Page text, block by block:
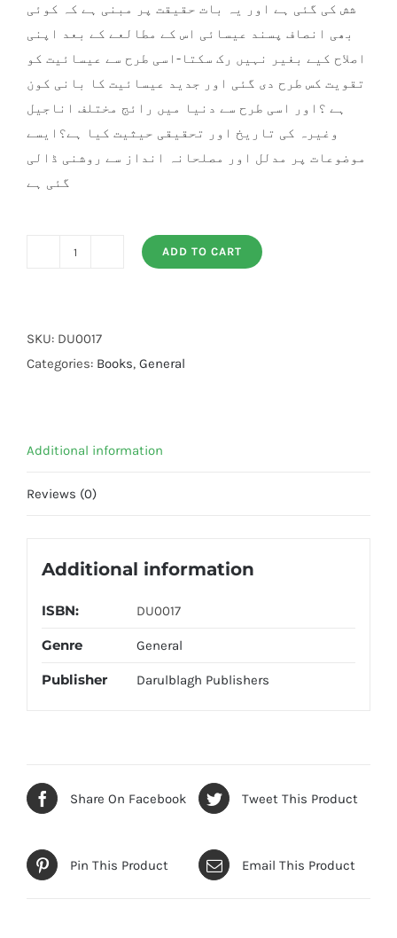
شش کی گئی ہے اور یہ بات حقیقت پر مبنی ہے کہ کوئی
بھی انصاف پسند عیسائی اس کے مطالعے کے بعد اپنی
اصلاح کیے بغیر نہیں رک سکتا-اسی طرح سے عیسائیت کو
تقویت کس طرح دی گئی اور جدید عیسائیت کا بانی کون
ہے ؟اور اسی طرح سے دنیا میں رائج مختلف اناجیل
وغیرہ کی تاریخ اور تحقیقی حیثیت کیا ہے؟ایسے
موضوعات پر مدلل اور مصلحانہ انداز سے روشنی ڈالی
گئی ہے
ke
Khilaf
ADD TO CART
SKU: DU0017
Categories: Books, General
Additional information
Reviews (0)
Additional information
ISBN: DU0017
Genre General
Publisher Darulblagh Publishers
Share On Facebook Tweet This Product
Pin This Product Email This Product